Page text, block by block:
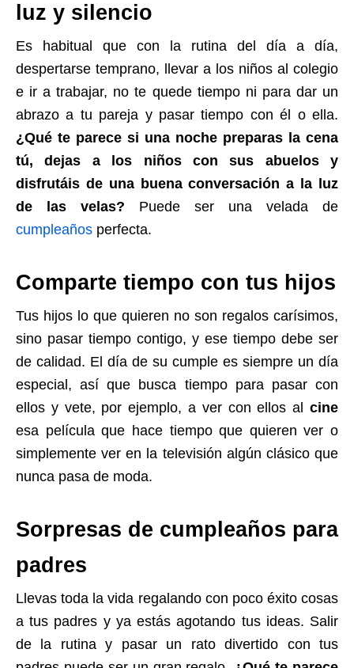
luz y silencio
Es habitual que con la rutina del día a día,
despertarse temprano, llevar a los niños al colegio
e ir a trabajar, no te quede tiempo ni para dar un
abrazo a tu pareja y pasar tiempo con él o ella.
¿Qué te parece si una noche preparas la cena
tú, dejas a los niños con sus abuelos y
disfrutáis de una buena conversación a la luz
de las velas? Puede ser una velada de
cumpleaños perfecta.
Comparte tiempo con tus hijos
Tus hijos lo que quieren no son regalos carísimos,
sino pasar tiempo contigo, y ese tiempo debe ser
de calidad. El día de su cumple es siempre un día
especial, así que busca tiempo para pasar con
ellos y vete, por ejemplo, a ver con ellos al cine
esa película que hace tiempo que quieren ver o
simplemente ver en la televisión algún clásico que
nunca pasa de moda.
Sorpresas de cumpleaños para
padres
Llevas toda la vida regalando con poco éxito cosas
a tus padres y ya estás agotando tus ideas. Salir
de la rutina y pasar un rato divertido con tus